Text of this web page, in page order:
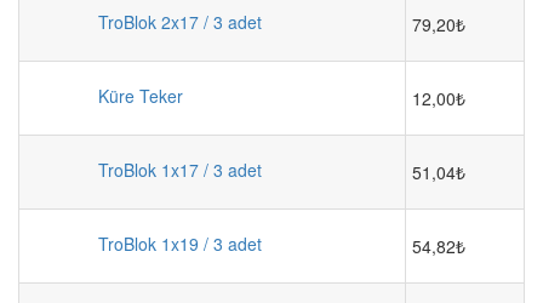
TroBlok 2x17 / 3 adet 79,20₺
Küre Teker 12,00₺
TroBlok 1x17 / 3 adet 51,04₺
TroBlok 1x19 / 3 adet 54,82₺